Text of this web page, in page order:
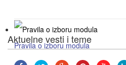
Pravila o izboru modula
za studente prve
Aktuelne vesti i teme